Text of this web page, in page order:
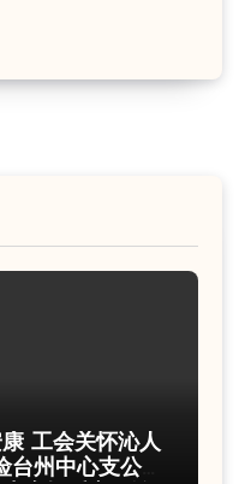
工会关怀沁人
州中心支公司